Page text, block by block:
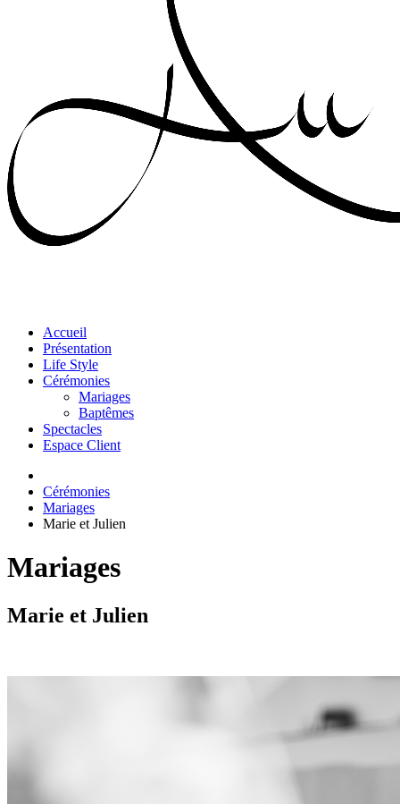
Accueil
Présentation
Life Style
Cérémonies
Mariages
Baptêmes
Spectacles
Espace Client
Cérémonies
Mariages
Marie et Julien
Mariages
Marie et Julien